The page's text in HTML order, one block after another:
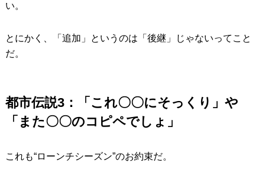
い。
とにかく、「追加」というのは「後継」じゃないってこと
だ。
都市伝説3：「これ〇〇にそっくり」や
「また〇〇のコピペでしょ」
これも“ローンチシーズン”のお約束だ。